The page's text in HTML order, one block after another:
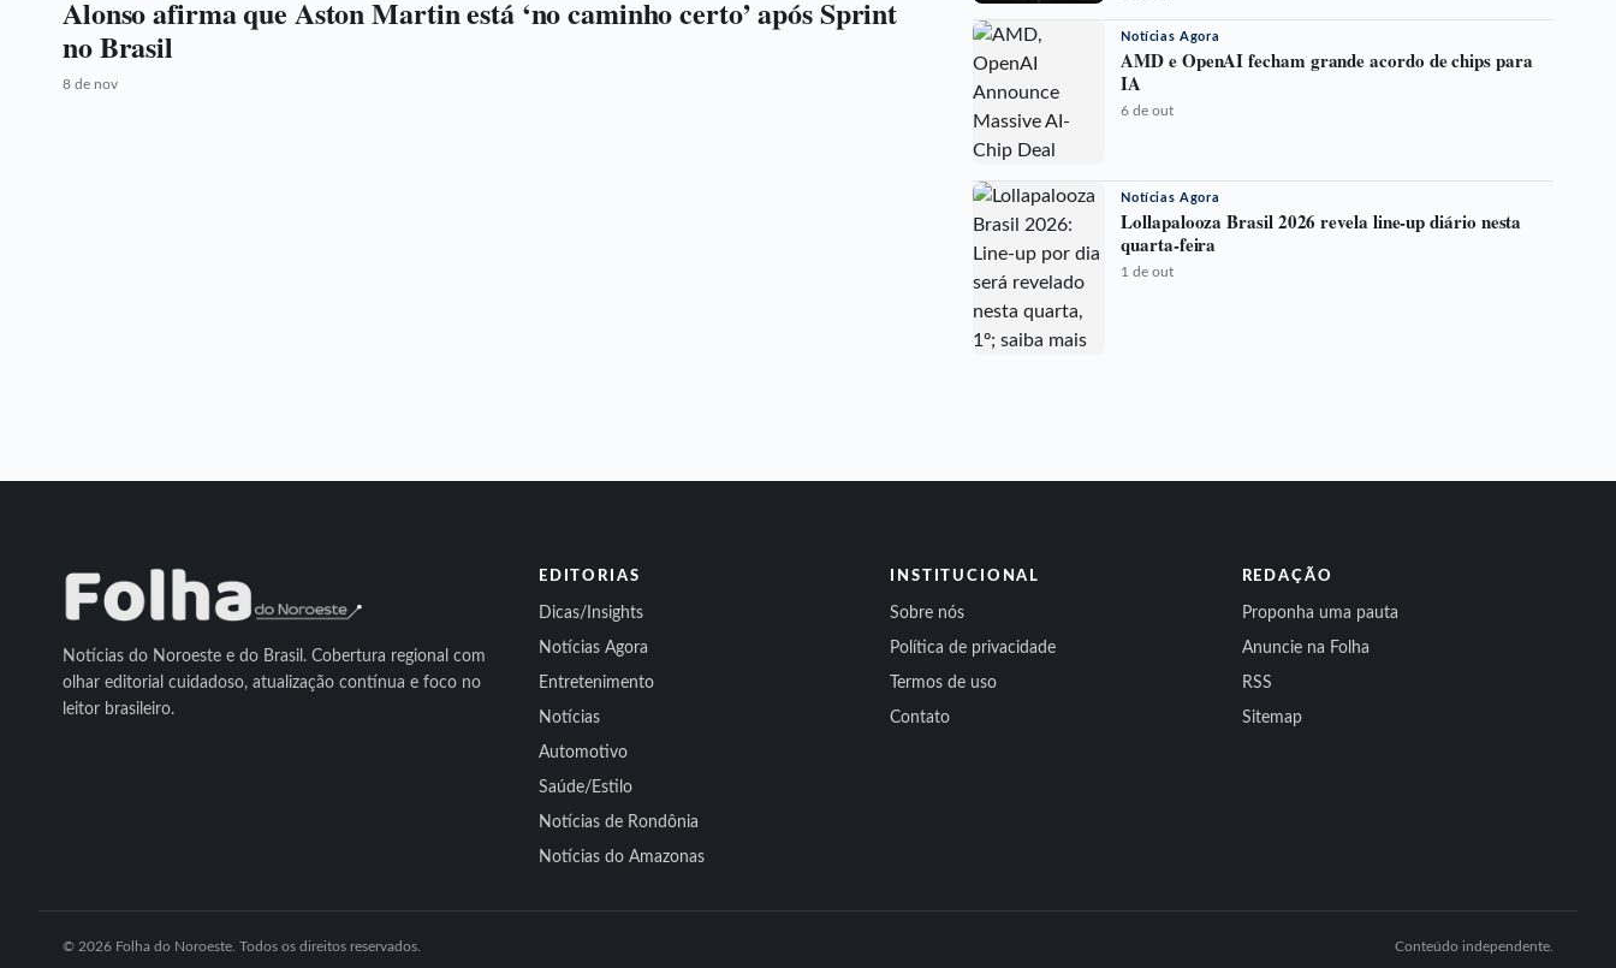
Alonso afirma que Aston Martin está ‘no caminho certo’ após Sprint
no Brasil
8 de nov
Notícias Agora
AMD e OpenAI fecham grande acordo de chips para
IA
6 de out
Notícias Agora
Lollapalooza Brasil 2026 revela line-up diário nesta
quarta-feira
1 de out
Notícias do Noroeste e do Brasil. Cobertura regional com
olhar editorial cuidadoso, atualização contínua e foco no
leitor brasileiro.
EDITORIAS
Dicas/Insights
Notícias Agora
Entretenimento
Notícias
Automotivo
Saúde/Estilo
Notícias de Rondônia
Notícias do Amazonas
INSTITUCIONAL
Sobre nós
Política de privacidade
Termos de uso
Contato
REDAÇÃO
Proponha uma pauta
Anuncie na Folha
RSS
Sitemap
© 2026 Folha do Noroeste. Todos os direitos reservados. Conteúdo independente.